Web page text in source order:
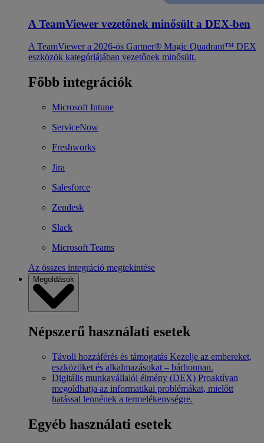
A TeamViewer vezetőnek minősült a DEX-ben
A TeamViewer a 2026-ös Gartner® Magic Quadrant™ DEX
eszközök kategóriájában vezetőnek minősült.
Főbb integrációk
Microsoft Intune
ServiceNow
Freshworks
Jira
Salesforce
Zendesk
Slack
Microsoft Teams
Az összes integráció megtekintése
Megoldások
Népszerű használati esetek
Távoli hozzáférés és támogatás Kezelje az embereket,
eszközöket és alkalmazásokat – bárhonnan.
Digitális munkavállalói élmény (DEX) Proaktívan
megoldhatja az informatikai problémákat, mielőtt
hatással lennének a termelékenységre.
Egyéb használati esetek